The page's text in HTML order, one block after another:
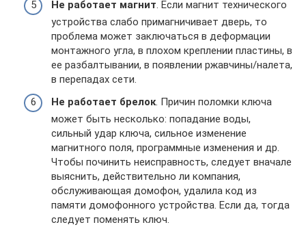
Не работает магнит. Если магнит технического
устройства слабо примагничивает дверь, то
проблема может заключаться в деформации
монтажного угла, в плохом креплении пластины, в
ее разбалтывании, в появлении ржавчины/налета,
в перепадах сети.
Не работает брелок. Причин поломки ключа
может быть несколько: попадание воды,
сильный удар ключа, сильное изменение
магнитного поля, программные изменения и др.
Чтобы починить неисправность, следует вначале
выяснить, действительно ли компания,
обслуживающая домофон, удалила код из
памяти домофонного устройства. Если да, тогда
следует поменять ключ.